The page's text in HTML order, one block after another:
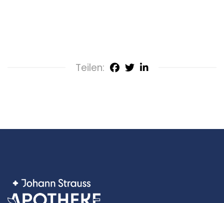
Teilen: